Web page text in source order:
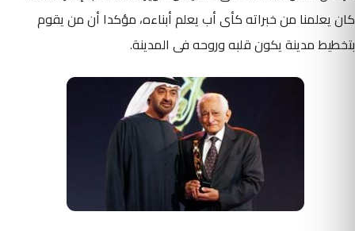
كان يعلمنا من خبراته كأى أب يعلم أبناءه، مؤكدا أن من يقوم
بتخطيط مدينة يكون قلبه وروحه فى المدينة.